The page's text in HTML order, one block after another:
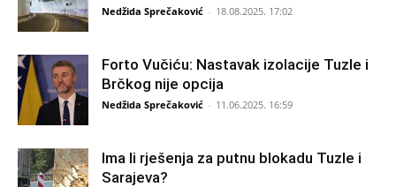
Nedžida Sprečaković - 18.08.2025. 17:02
Forto Vučiću: Nastavak izolacije Tuzle i
Brčkog nije opcija
Nedžida Sprečaković - 11.06.2025. 16:59
Ima li rješenja za putnu blokadu Tuzle i
Sarajeva?